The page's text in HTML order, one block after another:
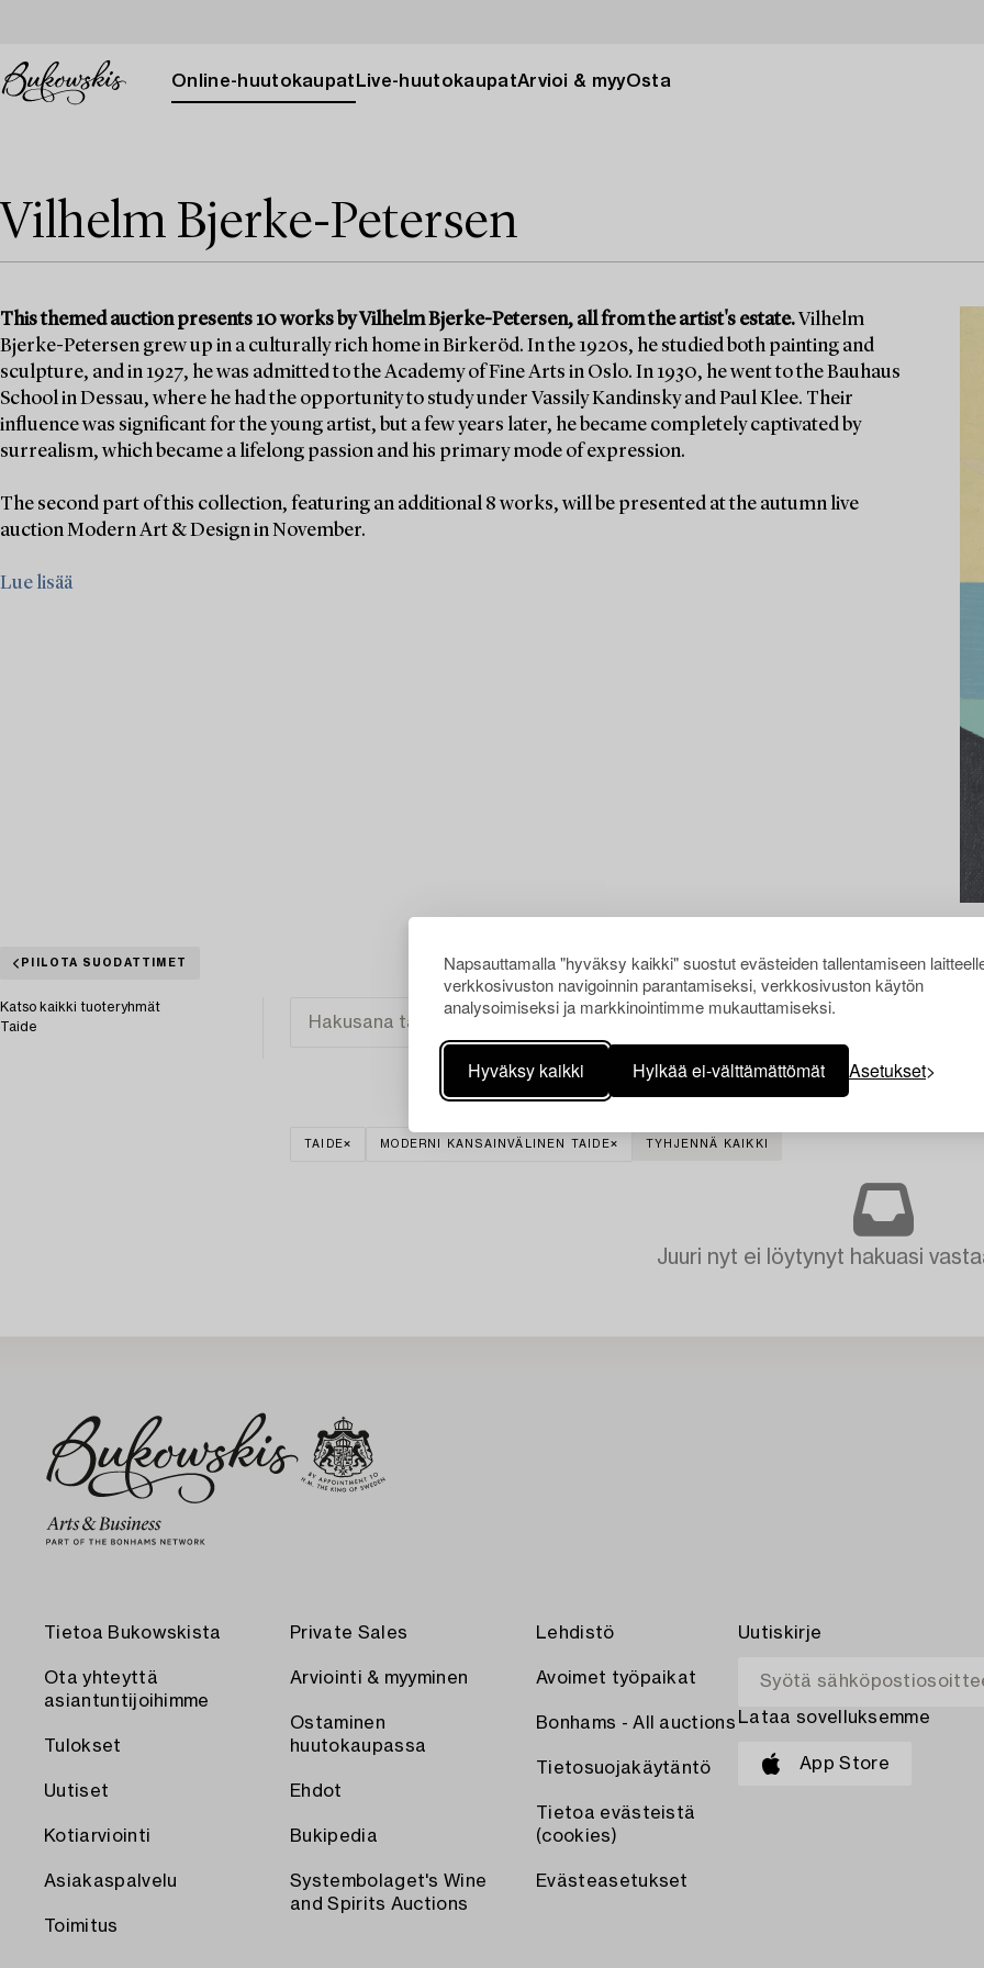
Napsauttamalla "hyväksy kaikki" suostut evästeiden tallentamiseen
verkkosivuston navigoinnin parantamiseksi, verkkosivuston käytön
analysoimiseksi ja markkinointimme mukauttamiseksi.
Hyväksy kaikki Hylkää ei-välttämättömät Asetukset
Online-huutokaupat Live-huutokaupatArvioi & myyOsta
Vilhelm Bjerke-Petersen
This themed auction presents 10 works by Vilhelm Bjerke-Petersen, all from the artist's estate.Vilhelm
Bjerke-Petersen grew up in a culturally rich home in Birkeröd. In the 1920s, he studied both painting and
sculpture, and in 1927, he was admitted to the Academy of Fine Arts in Oslo. In 1930, he went to the Bauhaus
School in Dessau, where he had the opportunity to study under Vassily Kandinsky and Paul Klee. Their
influence was significant for the young artist, but a few years later, he became completely captivated by
surrealism, which became a lifelong passion and his primary mode of expression.
The second part of this collection, featuring an additional 8 works, will be presented at the autumn live
auction Modern Art & Design in November.
Lue lisää
PIILOTA SUODATTIMET
Katso kaikki tuoteryhmät
Taide
TAIDE MODERNI KANSAINVÄLINEN TAIDE TYHJENNÄ KAIKKI
Juuri nyt ei löytynyt hakuasi
Tietoa Bukowskista
Ota yhteyttä
asiantuntijoihimme
Tulokset
Uutiset
Kotiarviointi
Asiakaspalvelu
Toimitus
Private Sales
Arviointi & myyminen
Ostaminen
huutokaupassa
Ehdot
Bukipedia
Systembolaget's Wine
and Spirits Auctions
Lehdistö
Avoimet työpaikat
Bonhams - All auctions
Tietosuojakäytäntö
Tietoa evästeistä
(cookies)
Evästeasetukset
Uutiskirje
Lataa sovelluksemme
App Store